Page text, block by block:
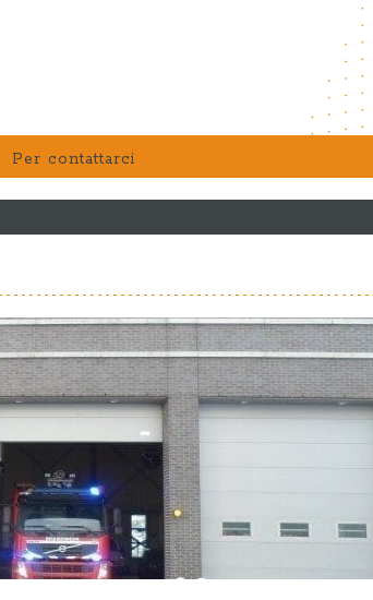
Per contattarci